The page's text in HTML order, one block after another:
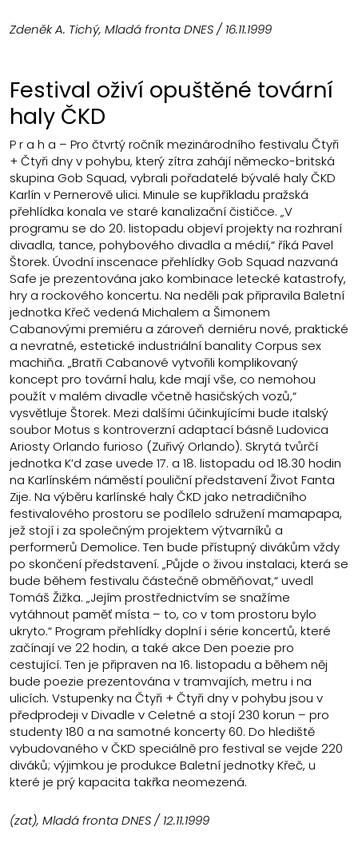
Zdeněk A. Tichý, Mladá fronta DNES / 16.11.1999
Festival oživí opuštěné tovární
haly ČKD
P r a h a – Pro čtvrtý ročník mezinárodního festivalu Čtyři
+ Čtyři dny v pohybu, který zítra zahájí německo-britská
skupina Gob Squad, vybrali pořadatelé bývalé haly ČKD
Karlín v Pernerově ulici. Minule se kupříkladu pražská
přehlídka konala ve staré kanalizační čističce. „V
programu se do 20. listopadu objeví projekty na rozhraní
divadla, tance, pohybového divadla a médií,“ říká Pavel
Štorek. Úvodní inscenace přehlídky Gob Squad nazvaná
Safe je prezentována jako kombinace letecké katastrofy,
hry a rockového koncertu. Na neděli pak připravila Baletní
jednotka Křeč vedená Michalem a Šimonem
Cabanovými premiéru a zároveň derniéru nové, praktické
a nevratné, estetické industriální banality Corpus sex
machiňa. „Bratři Cabanové vytvořili komplikovaný
koncept pro tovární halu, kde mají vše, co nemohou
použít v malém divadle včetně hasičských vozů,“
vysvětluje Štorek. Mezi dalšími účinkujícími bude italský
soubor Motus s kontroverzní adaptací básně Ludovica
Ariosty Orlando furioso (Zuřivý Orlando). Skrytá tvůrčí
jednotka K’d zase uvede 17. a 18. listopadu od 18.30 hodin
na Karlínském náměstí pouliční představení Život Fanta
Zije. Na výběru karlínské haly ČKD jako netradičního
festivalového prostoru se podílelo sdružení mamapapa,
jež stojí i za společným projektem výtvarníků a
performerů Demolice. Ten bude přístupný divákům vždy
po skončení představení. „Půjde o živou instalaci, která se
bude během festivalu částečně obměňovat,“ uvedl
Tomáš Žižka. „Jejím prostřednictvím se snažíme
vytáhnout paměť místa – to, co v tom prostoru bylo
ukryto.“ Program přehlídky doplní i série koncertů, které
začínají ve 22 hodin, a také akce Den poezie pro
cestující. Ten je připraven na 16. listopadu a během něj
bude poezie prezentována v tramvajích, metru i na
ulicích. Vstupenky na Čtyři + Čtyři dny v pohybu jsou v
předprodeji v Divadle v Celetné a stojí 230 korun – pro
studenty 180 a na samotné koncerty 60. Do hlediště
vybudovaného v ČKD speciálně pro festival se vejde 220
diváků; výjimkou je produkce Baletní jednotky Křeč, u
které je prý kapacita takřka neomezená.
(zat), Mladá fronta DNES / 12.11.1999